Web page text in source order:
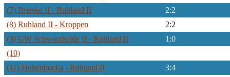
(7) Brieske II - Ruhland II
2:2
(8) Ruhland II - Kroppen
2:2
(9) GW Schwarzheide II - Ruhland II
1:0
(10)
(11) Hohenbocka - Ruhland II
3:4